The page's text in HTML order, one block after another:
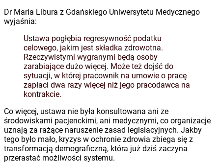
Dr Maria Libura z Gdańskiego Uniwersytetu Medycznego
wyjaśnia:
Ustawa pogłębia regresywność podatku
celowego, jakim jest składka zdrowotna.
Rzeczywistymi wygranymi będą osoby
zarabiające dużo więcej. Może też dojść do
sytuacji, w której pracownik na umowie o pracę
zapłaci dwa razy więcej niż jego pracodawca na
kontrakcie.
Co więcej, ustawa nie była konsultowana ani ze
środowiskami pacjenckimi, ani medycznymi, co organizacje
uznają za rażące naruszenie zasad legislacyjnych. Jakby
tego było mało, kryzys w ochronie zdrowia zbiega się z
transformacją demograficzną, która już dziś zaczyna
przerastać możliwości systemu.